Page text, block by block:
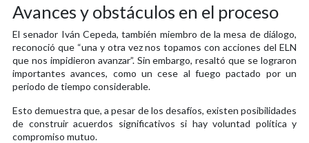
Avances y obstáculos en el proceso
El senador Iván Cepeda, también miembro de la mesa de diálogo,
reconoció que “una y otra vez nos topamos con acciones del ELN
que nos impidieron avanzar”. Sin embargo, resaltó que se lograron
importantes avances, como un cese al fuego pactado por un
periodo de tiempo considerable.
Esto demuestra que, a pesar de los desafíos, existen posibilidades
de construir acuerdos significativos si hay voluntad política y
compromiso mutuo.